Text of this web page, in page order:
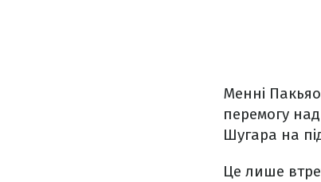
Менні
перемогу
Шугара на
Це лише